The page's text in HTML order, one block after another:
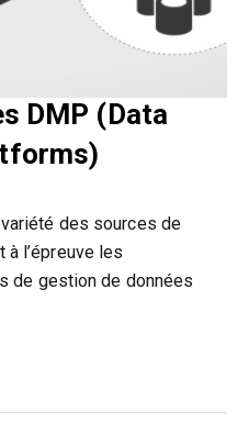
DMP (Data
des sources de
l’épreuve les
de gestion de données